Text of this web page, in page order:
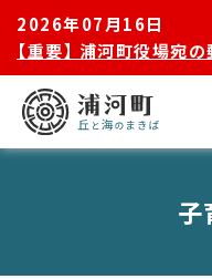
2026年07月16日
【重要】 浦河町役場宛
子